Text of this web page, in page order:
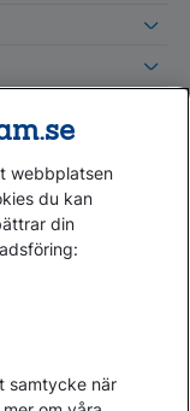
webbplatsen
du kan
din
samtycke när